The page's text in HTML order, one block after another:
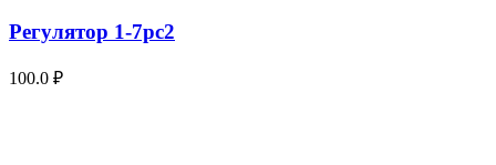
Регулятор 1-7рс2
100.0 ₽